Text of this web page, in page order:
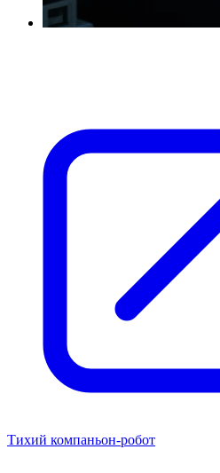
Тихий компаньон-робот